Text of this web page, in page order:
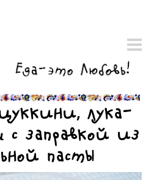
лука-
с заправкой из
пасты